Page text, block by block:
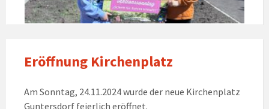
Eröffnung Kirchenplatz
Am Sonntag, 24.11.2024 wurde der neue Kirchenplatz
Guntersdorf feierlich eröffnet.